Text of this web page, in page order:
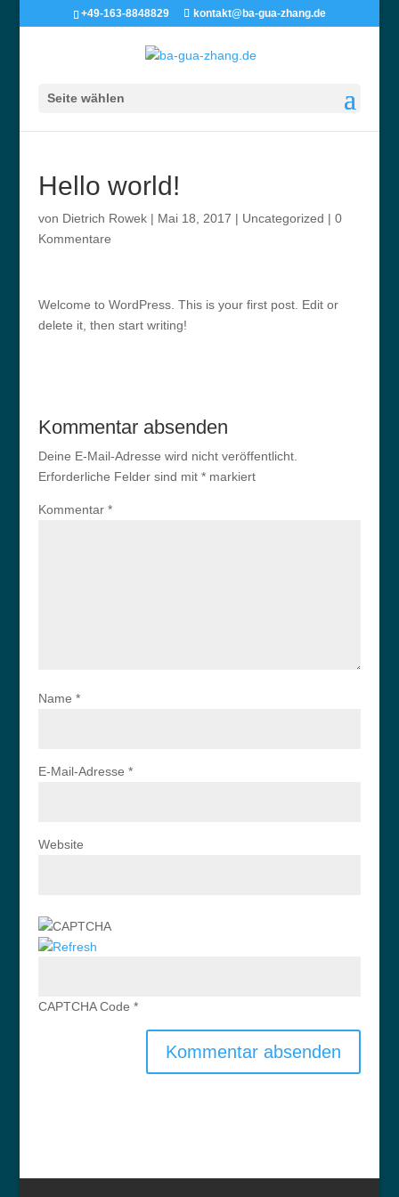
+49-163-8848829 kontakt@ba-gua-zhang.de
Seite wählen
Hello world!
von Dietrich Rowek| Mai 18, 2017 | Uncategorized | 0
Kommentare
Welcome to WordPress. This is your first post. Edit or
delete it, then start writing!
Kommentar absenden
Deine E-Mail-Adresse wird nicht veröffentlicht.
Erforderliche Felder sind mit *markiert
Kommentar *
Name *
E-Mail-Adresse *
Website
CAPTCHA Code *